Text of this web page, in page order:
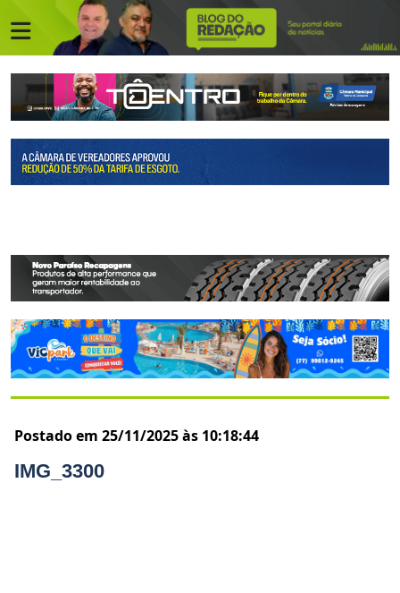
Postado em 25/11/2025 às 10:18:44
IMG_3300